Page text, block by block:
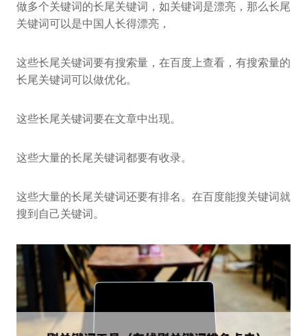
做多个关键词的长尾关键词，如关键词是漂亮，那么长尾
关键词可以是中国人长得漂亮，
这些长尾关键词要有搜索量，在百度上查看，有搜索量的
长尾关键词可以做优化。
这些长尾关键词要在文章中出现。
这些大量的长尾关键词都要有收录。
这些大量的长尾关键词还要有排名。在百度能搜关键词就
搜到自己关键词。